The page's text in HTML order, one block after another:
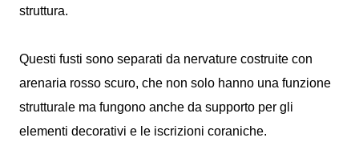
struttura.
Questi fusti sono separati da nervature costruite con
arenaria rosso scuro, che non solo hanno una funzione
strutturale ma fungono anche da supporto per gli
elementi decorativi e le iscrizioni coraniche.